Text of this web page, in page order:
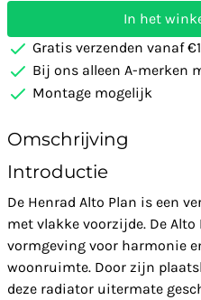
In het
Gratis verzenden vanaf
Bij ons alleen A-merken
Montage mogelijk
Omschrijving
Introductie
De Henrad Alto Plan is een
met vlakke voorzijde. De
vormgeving voor harmonie
woonruimte. Door zijn
deze radiator uitermate